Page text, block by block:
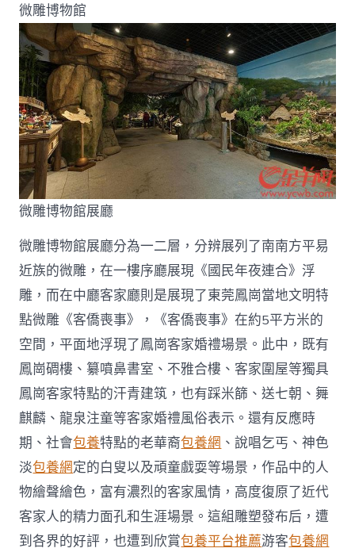
微雕博物館
微雕博物館展廳
微雕博物館展廳分為一二層，分辨展列了南南方平易
近族的微雕，在一樓序廳展現《國民年夜連合》浮
雕，而在中廳客家廳則是展現了東莞鳳崗當地文明特
點微雕《客僑喪事》，《客僑喪事》在約5平方米的
空間，平面地浮現了鳳崗客家婚禮場景。此中，既有
鳳崗碉樓、纂噴鼻書室、不雅合樓、客家圍屋等獨具
鳳崗客家特點的汗青建筑，也有踩米篩、送七朝、舞
麒麟、龍泉注童等客家婚禮風俗表示。還有反應時
期、社會包養特點的老華裔包養網 、說唱乞丐、神色
淡包養網定的白叟以及頑童戲耍等場景，作品中的人
物繪聲繪色，富有濃烈的客家風情，高度復原了近代
客家人的精力面孔和生涯場景。這組雕塑發布后，遭
到各界的好評，也遭到欣賞包養平台推薦游客包養網